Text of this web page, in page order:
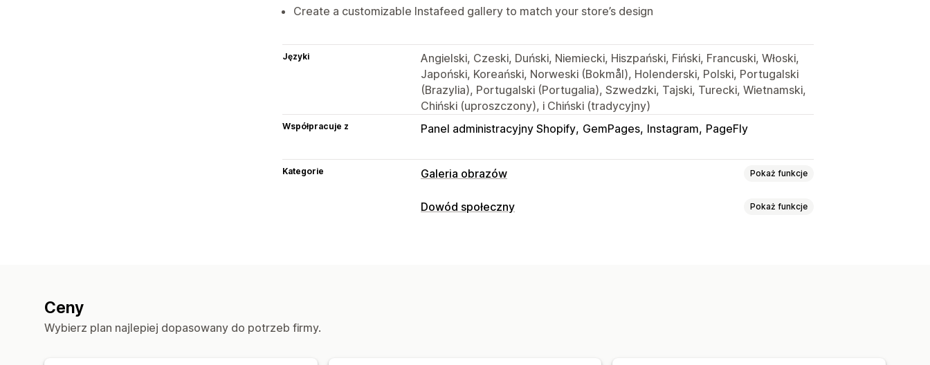
Create a customizable Instafeed gallery to match your store’s design
Języki
Angielski, Czeski, Duński, Niemiecki, Hiszpański, Fiński, Francuski, Włoski,
Japoński, Koreański, Norweski (Bokmål), Holenderski, Polski, Portugalski
(Brazylia), Portugalski (Portugalia), Szwedzki, Tajski, Turecki, Wietnamski,
Chiński (uproszczony), i Chiński (tradycyjny)
Współpracuje z Panel administracyjny Shopify GemPages Instagram PageFly
Kategorie Galeria obrazów Pokaż funkcje
Typy galerii
Dowód społeczny Pokaż funkcje
Ceny
Wybierz plan najlepiej dopasowany do potrzeb firmy.